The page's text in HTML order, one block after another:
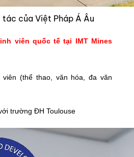
của Việt Pháp Á Âu
viên quốc tế tại IMT Mines
(thể thao, văn hóa, đa văn
trường ĐH Toulouse